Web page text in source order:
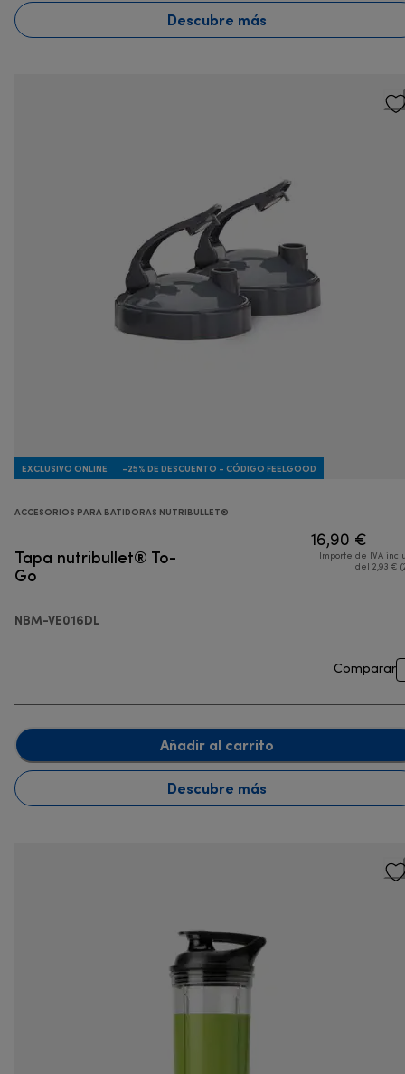
Descubre más
EXCLUSIVO ONLINE -25% DE DESCUENTO - CÓDIGO FEELGOOD
ACCESORIOS PARA BATIDORAS NUTRIBULLET®
Tapa nutribullet® To-
Go
NBM-VE016DL
16,90 €
Importe de IVA
del 2,93 €
Comparar
Añadir al carrito
Descubre más